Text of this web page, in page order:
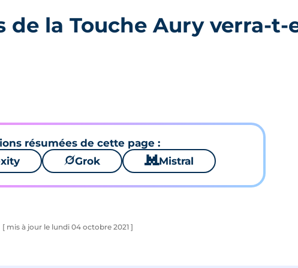
de la Touche Aury verra-t-
résumées de cette page :
🪐Grok 🐱 Mistral
[ mis à jour le lundi 04 octobre 2021 ]